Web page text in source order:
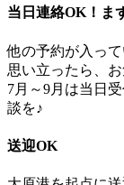
当日連絡OK！ま
他の予約が入っ
思い立ったら、
7月～9月は当日
談を♪
送迎OK